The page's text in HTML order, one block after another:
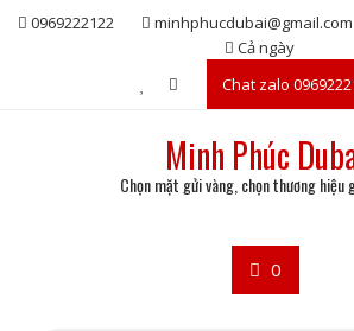
Skip0969222122 minhphucdubai@gmail.com
Cả ngày
Chat zalo
Minh Phúc
Chọn mặt gửi vàng, chọn thương hiệu
0